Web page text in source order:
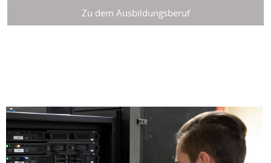
Zu dem Ausbildungsberuf